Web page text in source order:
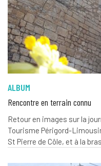
ALBUM
Rencontre en terrain connu
Retour en images sur la
Tourisme Périgord-
St Pierre de Côle, et à la